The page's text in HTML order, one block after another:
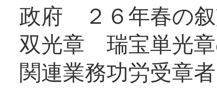
政府 ２６年春の
双光章 瑞宝単光
関連業務功労受章者